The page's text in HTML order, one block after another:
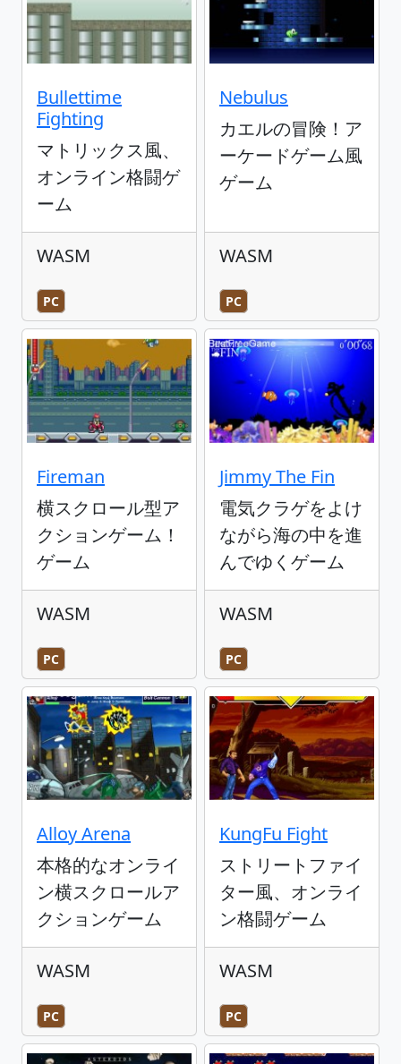
Bullettime
Fighting
マトリックス風、
オンライン格闘ゲ
ーム
WASM
PC
Nebulus
カエルの冒険！ア
ーケードゲーム風
ゲーム
WASM
PC
Fireman
横スクロール型ア
クションゲーム！
ゲーム
WASM
PC
Jimmy The Fin
電気クラゲをよけ
ながら海の中を進
んでゆくゲーム
WASM
PC
Alloy Arena
本格的なオンライ
ン横スクロールア
クションゲーム
WASM
PC
KungFu Fight
ストリートファイ
ター風、オンライ
ン格闘ゲーム
WASM
PC